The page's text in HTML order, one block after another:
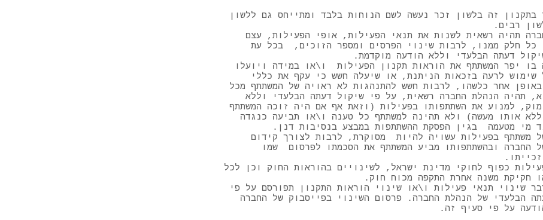
בתקנון זה בלשון זכר נעשה לשם הנוחות בלבד ומתייחס גם ללשון
רבים.
תהיה רשאית לשנות את תנאי הפעילות, אופי הפעילות, עצם
כל חלק ממנו, לרבות שינוי הפרסים ומספר הזוכים, בכל עת
דעתה הבלעדי וללא הודעה מוקדמת.
בו יפר המשתתף את הוראות תקנון הפעילות ו\או במידה ויועלו
שימוש לרעה בזכאות הניתנת, או שיעלה חשש כי עקף את כללי
באופן אחר כלשהו, לרבות חשש להתנהגות לא ראויה של המשתתף מכל
תהיה הנהלת החברה רשאית, על פי שיקול דעתה הבלעדי וללא
למנוע את השתתפותו בפעילות (וזאת אף אם היה זוכה המשתתף
ללא אותו מעשה) ולא תהינה למשתתף כל טענה ו\או תביעה כנגדה
מי מטעמה בגין הפסקת ההשתתפות במבצע בנסיבות דנן.
משתתף בפעילות עשויה להיות מסוקרת, לרבות לצורך קידום
החברה ובהשתתפותו מביע המשתתף את הסכמתו לפרסום שמו
כפוף לחוקי מדינת ישראל, לשינויים בהוראות החוק וכן לכל
חקיקת משנה אחרת התקפה מכוח חוק.
שינוי תנאי פעילות ו\או שינוי הוראות התקנון תפורסם על פי
הבלעדי של הנהלת החברה. פרסום השינוי בפייסבוק של החברה
על פי סעיף זה.